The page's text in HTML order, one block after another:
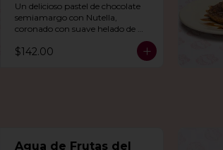
Un delicioso pastel de chocolate
semiamargo con Nutella,
coronado con suave helado de
$142.00
Agua de Frutas del